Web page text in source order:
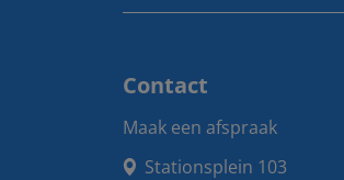
Contact
Maak een afspraak
Stationsplein 103